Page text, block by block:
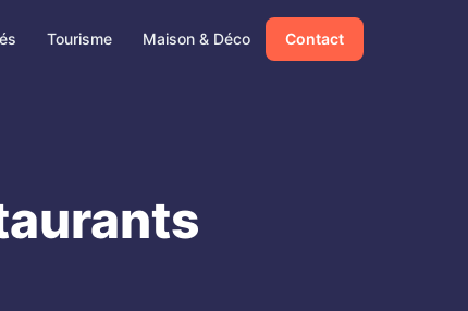
Tourisme Maison & Déco Contact